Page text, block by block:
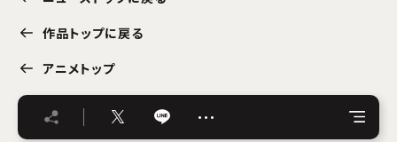
作品トップに戻る
アニメトップ
…